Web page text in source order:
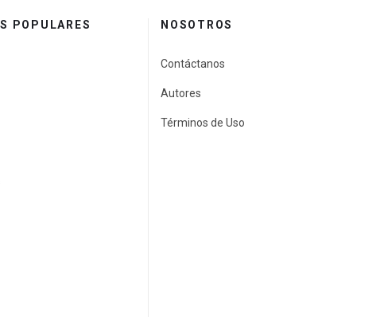
POPULARES NOSOTROS
Contáctanos
Autores
Términos de Uso